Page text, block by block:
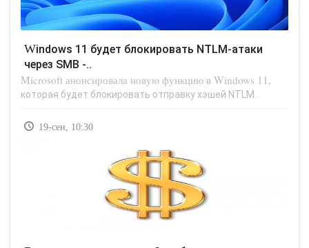
Windows 11 будет блокировать NTLM-атаки
через SMB -..
Microsoft анонсировала новую функцию в Windows 11,
которая будет блокировать отправку хэшей NTLM..
19-сен, 10:30